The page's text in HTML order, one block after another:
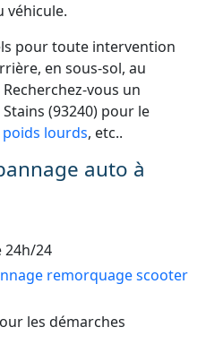
véhicule.
pour toute intervention
en sous-sol, au
vous un
(93240) pour le
lourds, etc..
auto à
24h/24
remorquage scooter
les démarches